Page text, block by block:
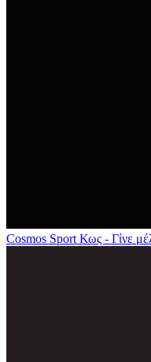
Cosmos Sport Κως - Γίνε